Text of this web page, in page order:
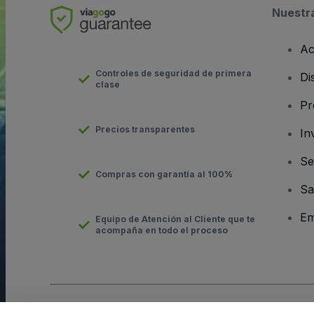
Controles de seguridad de primera
clase
Precios transparentes
Compras con garantía al 100%
Equipo de Atención al Cliente que te
acompaña en todo el proceso